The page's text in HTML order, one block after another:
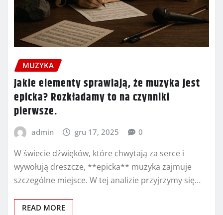
MUZYKA
Jakie elementy sprawiają, że muzyka jest
epicka? Rozkładamy to na czynniki
pierwsze.
admin gru 17, 2025 0
W świecie dźwięków, które chwytają za serce i
wywołują dreszcze, **epicka** muzyka zajmuje
szczególne miejsce. W tej analizie przyjrzymy się…
READ MORE